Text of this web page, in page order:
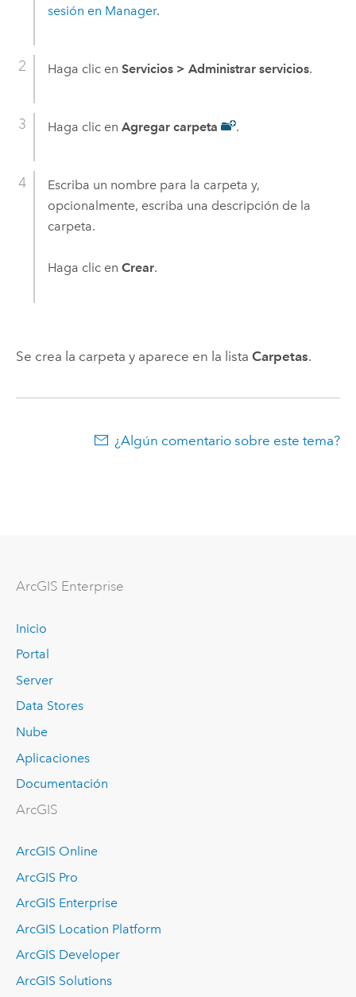
sesión en Manager.
Haga clic en Servicios > Administrar servicios.
Haga clic en Agregar carpeta .
Escriba un nombre para la carpeta y,
opcionalmente, escriba una descripción de la
carpeta.
Haga clic en Crear.
Se crea la carpeta y aparece en la lista Carpetas.
¿Algún comentario sobre este tema?
ArcGIS Enterprise
Inicio
Portal
Server
Data Stores
Nube
Aplicaciones
Documentación
ArcGIS
ArcGIS Online
ArcGIS Pro
ArcGIS Enterprise
ArcGIS Location Platform
ArcGIS Developer
ArcGIS Solutions